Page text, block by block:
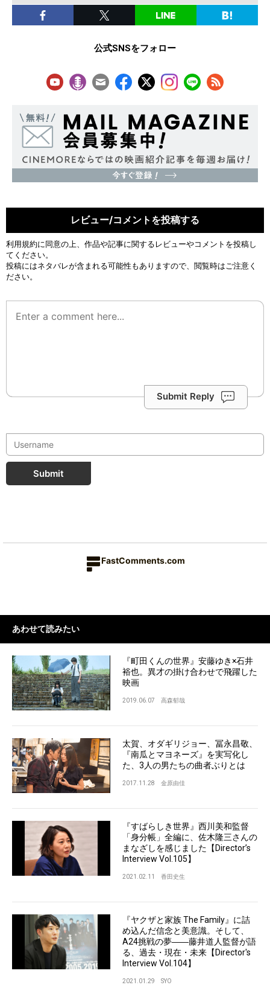
公式SNSをフォロー
レビュー/コメントを投稿する
利用規約に同意の上、作品や記事に関するレビューやコメントを投稿し
てください。
投稿にはネタバレが含まれる可能性もありますので、閲覧時はご注意く
ださい。
Submit Reply
Submit
FastComments.com
あわせて読みたい
『町田くんの世界』安藤ゆき×石井
裕也。異才の掛け合わせで飛躍した
映画
2019.06.07 高森郁哉
太賀、オダギリジョー、冨永昌敬、
『南瓜とマヨネーズ』を実写化し
た、3人の男たちの曲者ぶりとは
2017.11.28 金原由佳
『すばらしき世界』西川美和監督
「身分帳」全編に、佐木隆三さんの
まなざしを感じました【Director’s
Interview Vol.105】
2021.02.11 香田史生
『ヤクザと家族 The Family』に詰
め込んだ信念と美意識。そして、
A24挑戦の夢――藤井道人監督が語
る、過去・現在・未来【Director's
Interview Vol.104】
2021.01.29 SYO